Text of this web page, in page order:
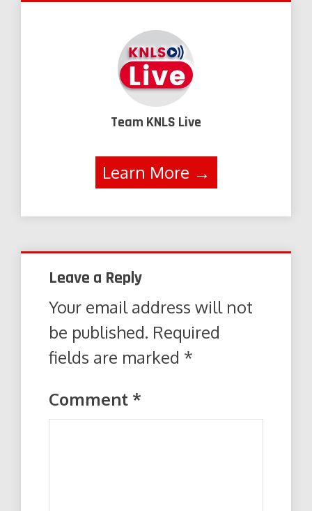
Team KNLS Live
Learn More →
Leave a Reply
Your email address will not
be published. Required
fields are marked *
Comment *